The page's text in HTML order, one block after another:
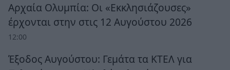
Αρχαία Ολυμπία: Οι «Εκκλησιάζουσες»
έρχονται στην στις 12 Αυγούστου 2026
12:00
Έξοδος Αυγούστου: Γεμάτα τα ΚΤΕΛ για